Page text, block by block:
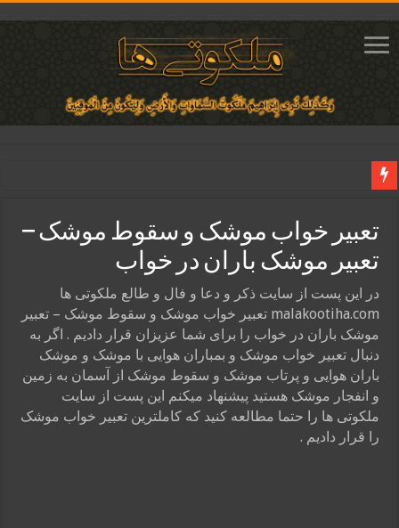
ختم آیات ۲ و ۳ سوره طلاق برای افزایش رزق و روزی | روش ختم، متن آیات و فضیلت
آیات قرآنی برای استجابت دعا و آسان شدن کارها و برآورده شدن حاجت
قویترین ذکر استجابت دعا و حاجت روایی | ذکر اسماء الحسنی برآورده شدن حاجت
دعای افزایش رزق و روزی و ثروتمند شدن | متن دعا و اذکار مجرب
تعبیر خواب موشک و سقوط موشک –
تعبیر موشک باران در خواب
در این پست از سایت ذکر و دعا و فال و طالع ملکوتی ها
malakootiha.com تعبیر خواب موشک و سقوط موشک – تعبیر
موشک باران در خواب را برای شما عزیزان قرار دادیم . اگر به
دنبال تعبیر خواب موشک و بمباران هوایی با موشک و موشک
باران هوایی و پرتاب موشک و سقوط موشک از آسمان به زمین
و انفجار موشک هستید پیشنهاد میکنم این پست از سایت
ملکوتی ها را حتما مطالعه کنید که کاملترین تعبیر خواب موشک
را قرار دادیم .